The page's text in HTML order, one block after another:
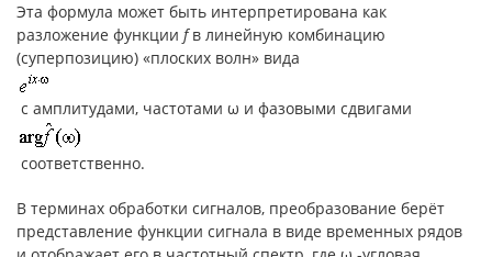
Эта формула может быть интерпретирована как
разложение функции fв линейную комбинацию
(суперпозицию) «плоских волн» вида
с амплитудами, частотами ω и фазовыми сдвигами
соответственно.
В терминах обработки сигналов, преобразование берёт
представление функции сигнала в виде временных рядов